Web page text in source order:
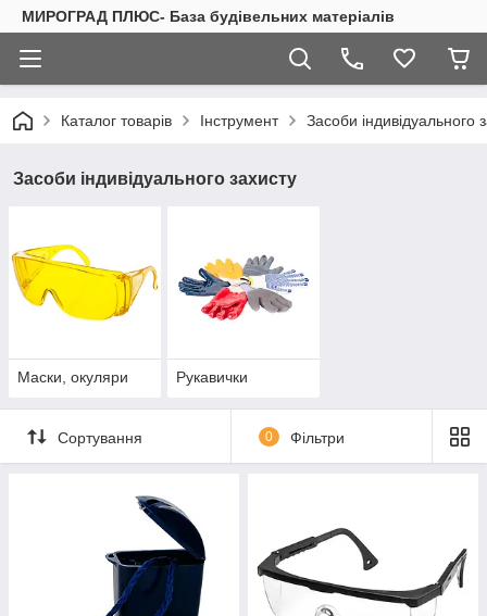
МИРОГРАД ПЛЮС- База будівельних матеріалів
Каталог товарів Інструмент Засоби індивідуального
Засоби індивідуального захисту
Маски, окуляри Рукавички
Сортування 0 Фільтри